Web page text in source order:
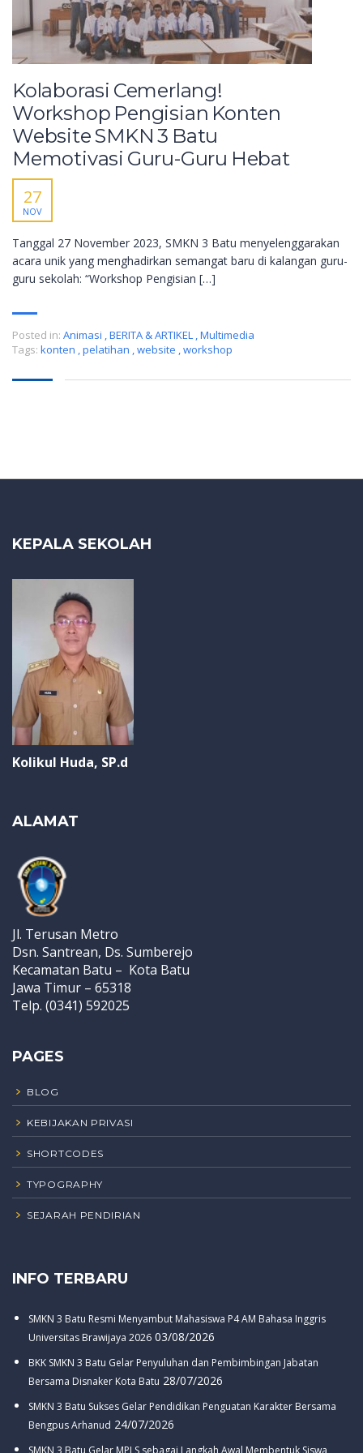
Kolaborasi Cemerlang!
Workshop Pengisian Konten
Website SMKN 3 Batu
Memotivasi Guru-Guru Hebat
27
NOV
Tanggal 27 November 2023, SMKN 3 Batu menyelenggarakan
acara unik yang menghadirkan semangat baru di kalangan guru-
guru sekolah: “Workshop Pengisian […]
Posted in: Animasi ,BERITA & ARTIKEL ,Multimedia
Tags: konten ,pelatihan ,website ,workshop
KEPALA SEKOLAH
Kolikul Huda, SP.d
ALAMAT
Jl. Terusan Metro
Dsn. Santrean, Ds. Sumberejo
Kecamatan Batu – Kota Batu
Jawa Timur – 65318
Telp. (0341) 592025
PAGES
BLOG
KEBIJAKAN PRIVASI
SHORTCODES
TYPOGRAPHY
SEJARAH PENDIRIAN
INFO TERBARU
SMKN 3 Batu Resmi Menyambut Mahasiswa P4 AM Bahasa Inggris
Universitas Brawijaya 2026 03/08/2026
BKK SMKN 3 Batu Gelar Penyuluhan dan Pembimbingan Jabatan
Bersama Disnaker Kota Batu 28/07/2026
SMKN 3 Batu Sukses Gelar Pendidikan Penguatan Karakter Bersama
Bengpus Arhanud 24/07/2026